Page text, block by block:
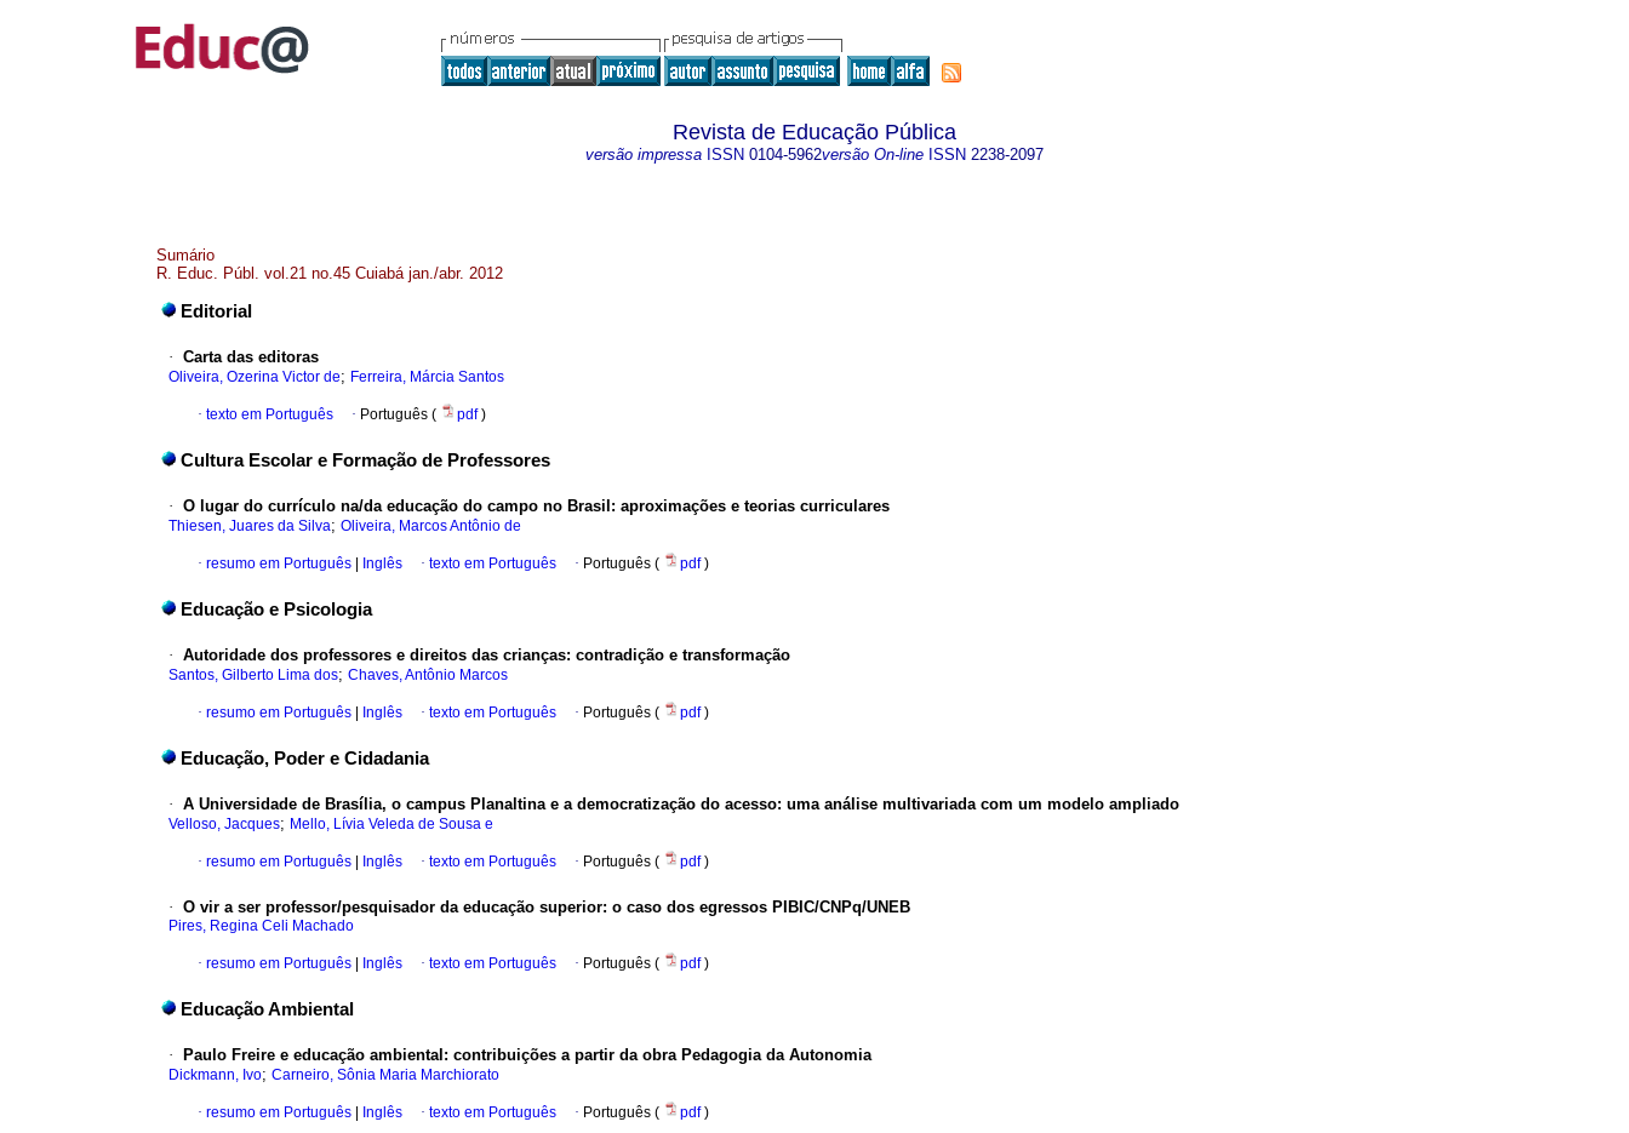
Revista de Educação Pública
versão impressa ISSN 0104-5962versão On-line ISSN 2238-2097
Sumário
R. Educ. Públ. vol.21 no.45 Cuiabá jan./abr. 2012
Editorial
· Carta das editoras
Oliveira, Ozerina Victor de; Ferreira, Márcia Santos
· texto em Português · Português ( pdf)
Cultura Escolar e Formação de Professores
· O lugar do currículo na/da educação do campo no Brasil: aproximações e teorias curriculares
Thiesen, Juares da Silva; Oliveira, Marcos Antônio de
· resumo em Português Inglês · texto em Português · Português ( pdf)
Educação e Psicologia
· Autoridade dos professores e direitos das crianças: contradição e transformação
Santos, Gilberto Lima dos; Chaves, Antônio Marcos
· resumo em Português Inglês · texto em Português · Português ( pdf)
Educação, Poder e Cidadania
· A Universidade de Brasília, o campus Planaltina e a democratização do acesso: uma análise multivariada com um modelo ampliado
Velloso, Jacques; Mello, Lívia Veleda de Sousa e
· resumo em Português Inglês · texto em Português · Português ( pdf)
· O vir a ser professor/pesquisador da educação superior: o caso dos egressos PIBIC/CNPq/UNEB
Pires, Regina Celi Machado
· resumo em Português Inglês · texto em Português · Português ( pdf)
Educação Ambiental
· Paulo Freire e educação ambiental: contribuições a partir da obra Pedagogia da Autonomia
Dickmann, Ivo; Carneiro, Sônia Maria Marchiorato
· resumo em Português Inglês · texto em Português · Português ( pdf)